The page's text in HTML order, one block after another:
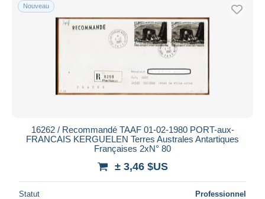
Nouveau
16262 / Recommandé TAAF 01-02-1980 PORT-aux-
FRANCAIS KERGUELEN Terres Australes Antartiques
Françaises 2xN° 80
± 3,46 $US
Statut Professionnel